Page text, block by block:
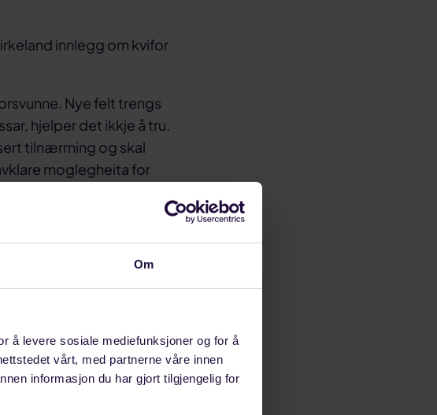
Om
å levere sosiale mediefunksjoner og for å
vårt, med partnerne våre innen
informasjon du har gjort tilgjengelig for
innlegg om kvifor
Nye felt trengs
hjelper det ikkje å tru.
tilnærming og skal
moglegheita for
At
er
og LO som
bak krav som er viktige
til det beste for